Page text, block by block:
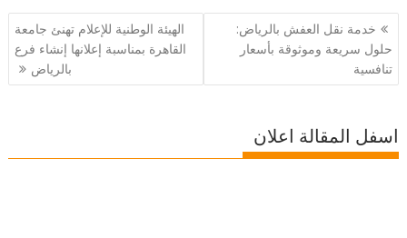
تصفّح
المقالات
خدمة نقل العفش بالرياض:
حلول سريعة وموثوقة بأسعار
تنافسية
الهيئة الوطنية للإعلام تهنئ جامعة
القاهرة بمناسبة إعلانها إنشاء فرع
بالرياض
اسفل المقالة اعلان